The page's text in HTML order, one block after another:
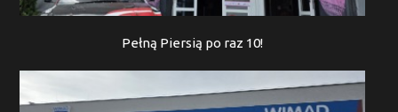
Pełną Piersią po raz 10!